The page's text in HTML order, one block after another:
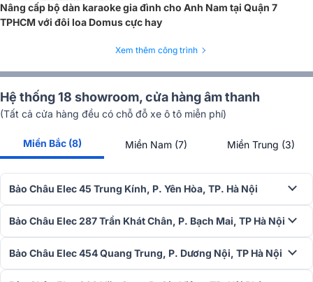
Tần số
20 Hz - 20 kHz, +0/-1 dB (at 1
Tỉ lệ S/N
>100 dB
200
Cổng ra
Cài dây
Kích thước
483 x 89 x 315 mm
Trọng lượng
13.5kg
Công năng sử dụng amply
CÓ THỂ BẠN QUAN TÂM :
>>Cục đẩy công suất Crown Xli2500 dùng cho karaoke, nghe
nhạc, sân khấu,...
Vang số JBL KX180
Thiết kế hiện đại, bắt mắt, hệ thống dây điện dày đặc, khả năng
Nâng cấp bộ dàn karaoke gia đình cho Anh Nam tại Quận 7
TPHCM với đôi loa Domus cực hay
Xem thêm công trình
Hệ thống 18 showroom, cửa hàng âm thanh
(Tất cả cửa hàng đều có chỗ đỗ xe ô tô miễn phí)
Miền Bắc (8) Miền Nam (7) Miền Trung (3)
Bảo Châu Elec 45 Trung Kính, P. Yên Hòa, TP. Hà Nội
Bảo Châu Elec 287 Trần Khát Chân, P. Bạch Mai, TP Hà Nội
Bảo Châu Elec 454 Quang Trung, P. Dương Nội, TP Hà Nội